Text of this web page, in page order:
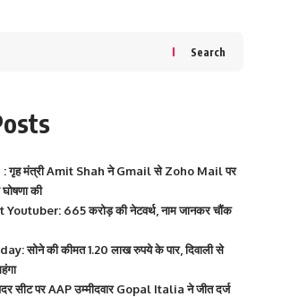
Search
गृह मंत्री Amit Shah ने Gmail से Zoho Mail पर
की
665 करोड़ की नेटवर्थ, नाम जानकर चौंक
सोने की कीमत 1.20 लाख रुपये के पार, दिवाली से
सीट पर AAP उम्मीदवार Gopal Italia ने जीत दर्ज